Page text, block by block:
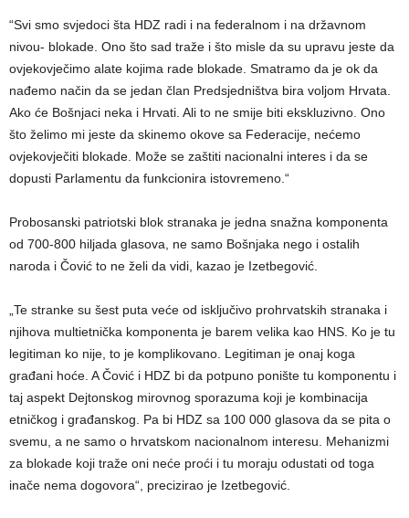
“Svi smo svjedoci šta HDZ radi i na federalnom i na državnom
nivou- blokade. Ono što sad traže i što misle da su upravu jeste da
ovjekovječimo alate kojima rade blokade. Smatramo da je ok da
nađemo način da se jedan član Predsjedništva bira voljom Hrvata.
Ako će Bošnjaci neka i Hrvati. Ali to ne smije biti ekskluzivno. Ono
što želimo mi jeste da skinemo okove sa Federacije, nećemo
ovjekovječiti blokade. Može se zaštiti nacionalni interes i da se
dopusti Parlamentu da funkcionira istovremeno.“
Probosanski patriotski blok stranaka je jedna snažna komponenta
od 700-800 hiljada glasova, ne samo Bošnjaka nego i ostalih
naroda i Čović to ne želi da vidi, kazao je Izetbegović.
„Te stranke su šest puta veće od isključivo prohrvatskih stranaka i
njihova multietnička komponenta je barem velika kao HNS. Ko je tu
legitiman ko nije, to je komplikovano. Legitiman je onaj koga
građani hoće. A Čović i HDZ bi da potpuno ponište tu komponentu i
taj aspekt Dejtonskog mirovnog sporazuma koji je kombinacija
etničkog i građanskog. Pa bi HDZ sa 100 000 glasova da se pita o
svemu, a ne samo o hrvatskom nacionalnom interesu. Mehanizmi
za blokade koji traže oni neće proći i tu moraju odustati od toga
inače nema dogovora“, precizirao je Izetbegović.